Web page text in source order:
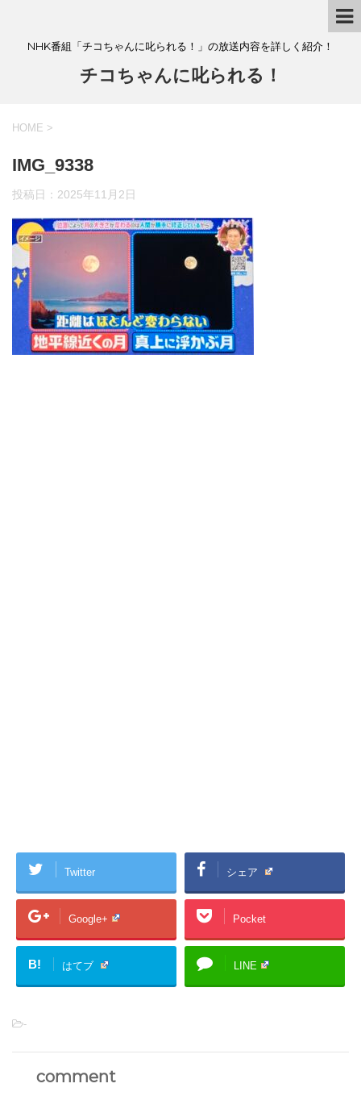
NHK番組「チコちゃんに叱られる！」の放送内容を詳しく紹介！
チコちゃんに叱られる！
HOME >
IMG_9338
投稿日： 2025年11月2日
Twitter シェア
Google+ Pocket
B! はてブ LINE
-
comment